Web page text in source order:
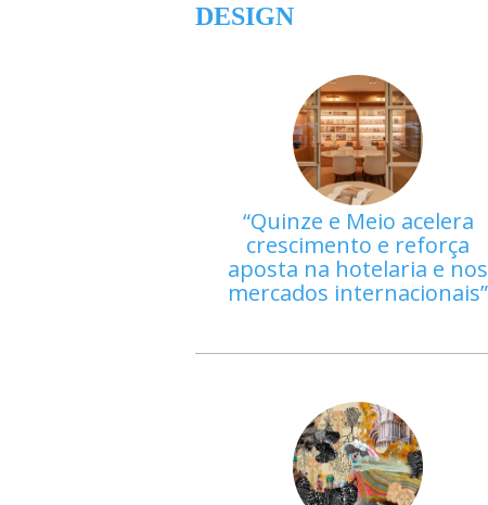
DESIGN
Quinze e Meio acelera
crescimento e reforça
aposta na hotelaria e nos
mercados internacionais